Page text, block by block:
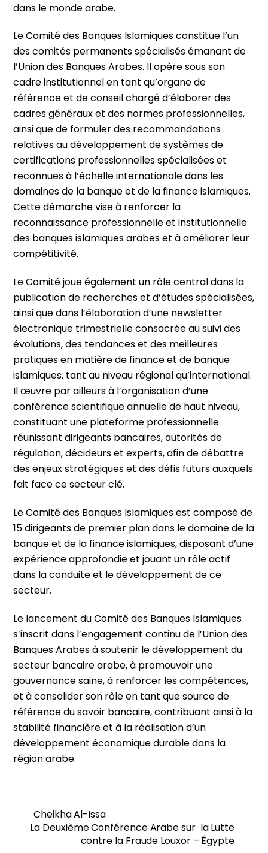
dans le monde arabe.
Le Comité des Banques Islamiques constitue l’un
des comités permanents spécialisés émanant de
l’Union des Banques Arabes. Il opère sous son
cadre institutionnel en tant qu’organe de
référence et de conseil chargé d’élaborer des
cadres généraux et des normes professionnelles,
ainsi que de formuler des recommandations
relatives au développement de systèmes de
certifications professionnelles spécialisées et
reconnues à l’échelle internationale dans les
domaines de la banque et de la finance islamiques.
Cette démarche vise à renforcer la
reconnaissance professionnelle et institutionnelle
des banques islamiques arabes et à améliorer leur
compétitivité.
Le Comité joue également un rôle central dans la
publication de recherches et d’études spécialisées,
ainsi que dans l’élaboration d’une newsletter
électronique trimestrielle consacrée au suivi des
évolutions, des tendances et des meilleures
pratiques en matière de finance et de banque
islamiques, tant au niveau régional qu’international.
Il œuvre par ailleurs à l’organisation d’une
conférence scientifique annuelle de haut niveau,
constituant une plateforme professionnelle
réunissant dirigeants bancaires, autorités de
régulation, décideurs et experts, afin de débattre
des enjeux stratégiques et des défis futurs auxquels
fait face ce secteur clé.
Le Comité des Banques Islamiques est composé de
15 dirigeants de premier plan dans le domaine de la
banque et de la finance islamiques, disposant d’une
expérience approfondie et jouant un rôle actif
dans la conduite et le développement de ce
secteur.
Le lancement du Comité des Banques Islamiques
s’inscrit dans l’engagement continu de l’Union des
Banques Arabes à soutenir le développement du
secteur bancaire arabe, à promouvoir une
gouvernance saine, à renforcer les compétences,
et à consolider son rôle en tant que source de
référence du savoir bancaire, contribuant ainsi à la
stabilité financière et à la réalisation d’un
développement économique durable dans la
région arabe.
Cheikha Al-Issa
La Deuxième Conférence Arabe sur la Lutte
contre la Fraude Louxor – Égypte